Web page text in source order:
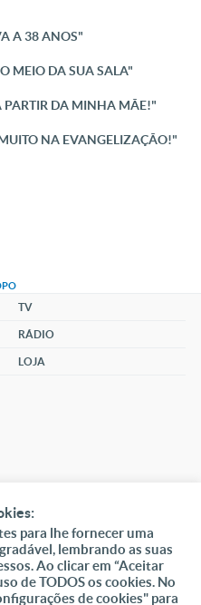
A 38 ANOS"
MEIO DA SUA SALA"
PARTIR DA MINHA MÃE!"
NA EVANGELIZAÇÃO!"
TV
RÁDIO
LOJA
para lhe fornecer uma
lembrando as suas
Ao clicar em “Aceitar
de TODOS os cookies. No
de cookies" para